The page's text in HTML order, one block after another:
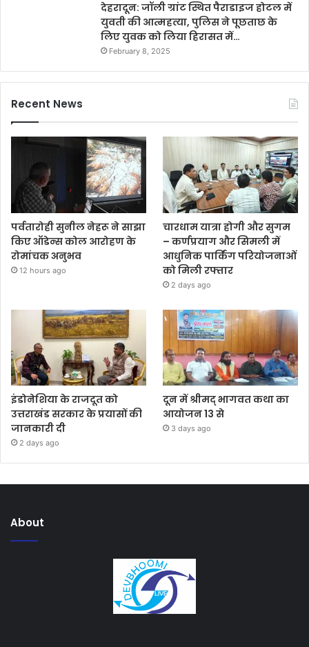
देहरादून: जॉली ग्रांट स्थित पैराडाइज होटल में
युवती की आत्महत्या, पुलिस ने पूछताछ के
लिए युवक को लिया हिरासत में…
February 8, 2025
Recent News
पर्वतारोही सुनील नेहरू ने साझा
किए ऑडेन्स कोल आरोहण के
रोमांचक अनुभव
12 hours ago
चारधाम यात्रा होगी और सुगम
– कर्णप्रयाग और सिमली में
आधुनिक पार्किंग परियोजनाओं
को मिली रफ्तार
2 days ago
इंडोनेशिया के राजदूत को
उत्तराखंड सरकार के प्रयासों की
जानकारी दी
2 days ago
दून में श्रीमद् भागवत कथा का
आयोजन 13 से
3 days ago
About